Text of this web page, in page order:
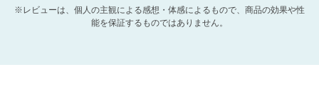
※レビューは、個人の主観による感想・体感によるもので、商品の効果や性
能を保証するものではありません。